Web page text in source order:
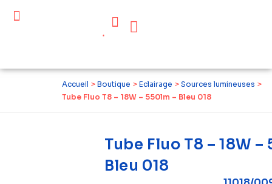
Accueil > Boutique > Eclairage > Sources lumineuses >
Tube Fluo T8 – 18W – 550lm – Bleu 018
Tube Fluo T8 – 18W –
Bleu 018